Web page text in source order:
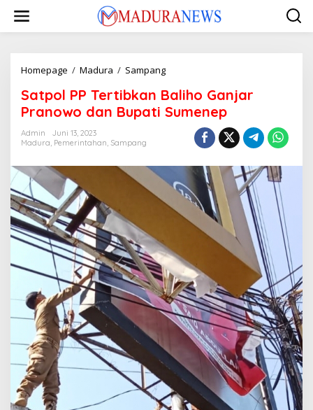
konten
Homepage / Madura / SampangSatpol
Tertibkan
Baliho
Ganjar
Pranowo
Sumenep
Satpol PP Tertibkan Baliho Ganjar
Pranowo dan Bupati Sumenep
Admin
Juni 13, 2023
Madura, Pemerintahan, Sampang